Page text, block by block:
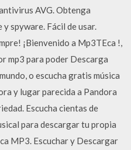
AVG. Obtenga
spyware. Fácil de usar.
¡Bienvenido a Mp3TEca ️!,
mp3 para poder Descarga
o escucha gratis música
y lugar parecida a Pandora
Escucha cientas de
para descargar tu propia
MP3. Escuchar y Descargar